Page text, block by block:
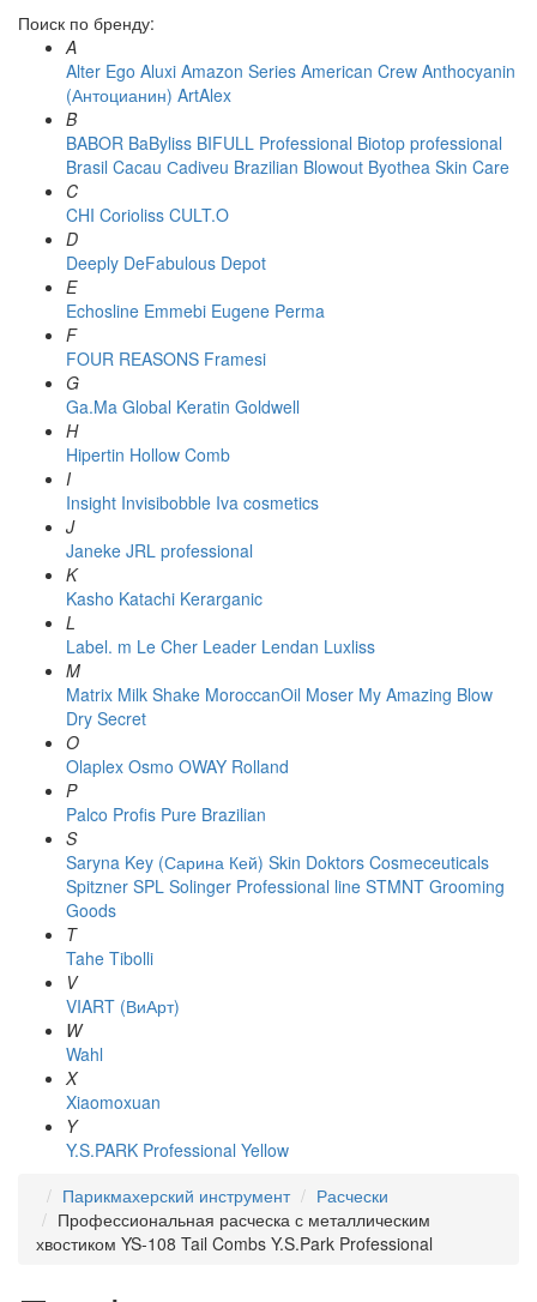
Поиск по бренду:
A
Alter Ego Aluxi Amazon Series American Crew Anthocyanin
(Антоцианин) ArtAlex
B
BABOR BaByliss BIFULL Professional Biotop professional
Brasil Cacau Сadiveu Brazilian Blowout Byothea Skin Care
C
CHI Corioliss CULT.O
D
Deeply DeFabulous Depot
E
Echosline Emmebi Eugene Perma
F
FOUR REASONS Framesi
G
Ga.Ma Global Keratin Goldwell
H
Hipertin Hollow Comb
I
Insight Invisibobble Iva cosmetics
J
Janeke JRL professional
K
Kasho Katachi Kerarganic
L
Label. m Le Cher Leader Lendan Luxliss
M
Matrix Milk Shake MoroccanOil Moser My Amazing Blow
Dry Secret
O
Olaplex Osmo OWAY Rolland
P
Palco Profis Pure Brazilian
S
Saryna Key (Сарина Кей) Skin Doktors Cosmeceuticals
Spitzner SPL Solinger Professional line STMNT Grooming
Goods
T
Tahe Tibolli
V
VIART (ВиАрт)
W
Wahl
X
Xiaomoxuan
Y
Y.S.PARK Professional Yellow
Парикмахерский инструмент
Расчески
Профессиональная расческа с металлическим
хвостиком YS-108 Tail Combs Y.S.Park Professional